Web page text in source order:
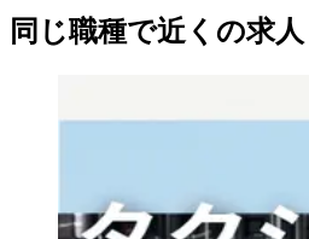
同じ職種で近くの求人